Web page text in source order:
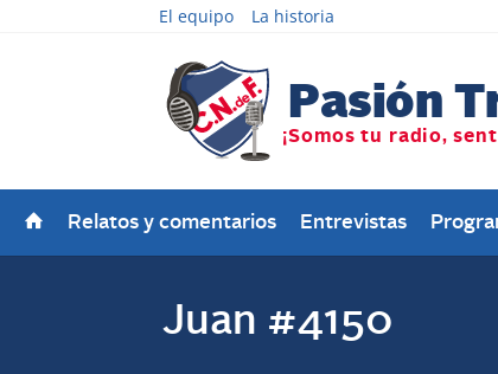
El equipo La historia
Relatos y comentarios Entrevistas
Juan #4150